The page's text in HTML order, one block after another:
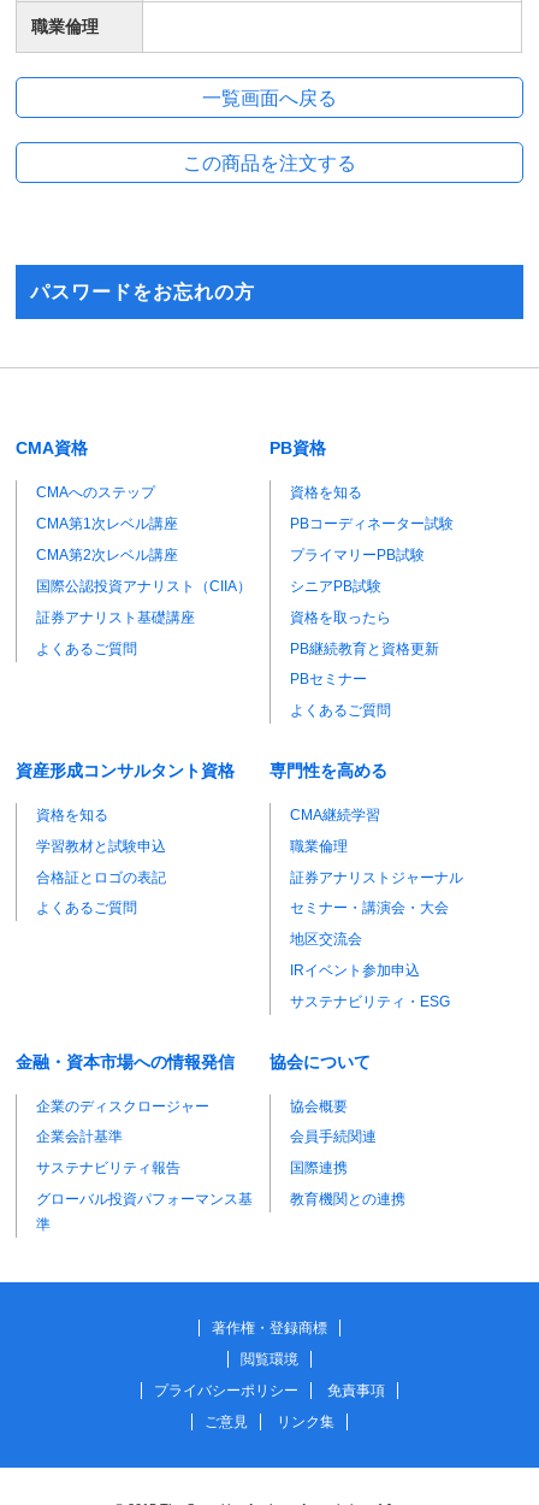
職業倫理
パスワードをお忘れの方
CMA資格
CMAへのステップ
CMA第1次レベル講座
CMA第2次レベル講座
国際公認投資アナリスト（CIIA）
証券アナリスト基礎講座
よくあるご質問
PB資格
資格を知る
PBコーディネーター試験
プライマリーPB試験
シニアPB試験
資格を取ったら
PB継続教育と資格更新
PBセミナー
よくあるご質問
資産形成コンサルタント資格
資格を知る
学習教材と試験申込
合格証とロゴの表記
よくあるご質問
専門性を高める
CMA継続学習
職業倫理
証券アナリストジャーナル
セミナー・講演会・大会
地区交流会
IRイベント参加申込
サステナビリティ・ESG
金融・資本市場への情報発信
企業のディスクロージャー
企業会計基準
サステナビリティ報告
グローバル投資パフォーマンス基
準
協会について
協会概要
会員手続関連
国際連携
教育機関との連携
著作権・登録商標
閲覧環境
プライバシーポリシー
免責事項
ご意見
リンク集